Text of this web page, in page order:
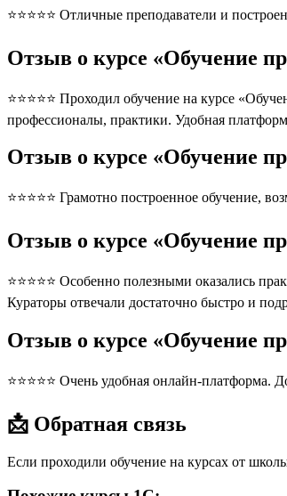
⭐⭐⭐⭐⭐ Отличные преподаватели и
Отзыв о курсе «Обучение
⭐⭐⭐⭐⭐ Проходил обучение на курсе
профессионалы, практики. Удобная
Отзыв о курсе «Обучение
⭐⭐⭐⭐⭐ Грамотно построенное обучение,
Отзыв о курсе «Обучение
⭐⭐⭐⭐⭐ Особенно полезными оказались
Кураторы отвечали достаточно быстро и
Отзыв о курсе «Обучение
⭐⭐⭐⭐⭐ Очень удобная онлайн-платформа.
📩 Обратная связь
Если проходили обучение на курсах от